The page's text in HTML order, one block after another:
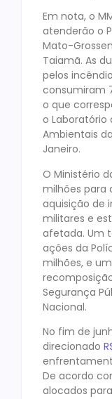
Em nota, o
atenderão o
Mato-
Taiamã. As
pelos
consumiram
o que
o Laboratório
Ambientais
Janeiro.
O Ministério
milhões para
aquisição de
militares e
afetada. Um
ações da
milhões, e
Segurança
Nacional.
No fim de
direcionado
De acordo
alocados